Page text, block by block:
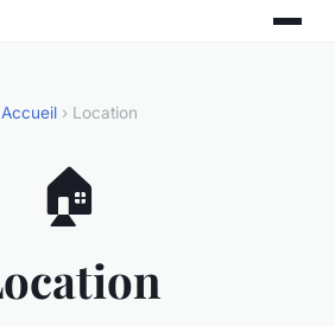
Accueil› Location
🏠